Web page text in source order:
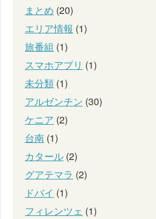
まとめ (20)
エリア情報 (1)
旅番組 (1)
スマホアプリ (1)
未分類 (1)
アルゼンチン (30)
ケニア (2)
台南 (1)
カタール (2)
グアテマラ (2)
ドバイ (1)
フィレンツェ (1)